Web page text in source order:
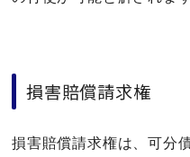
損害賠償請求権
損害賠償請求権は、可分